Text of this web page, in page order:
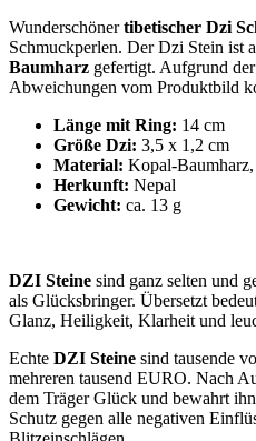
Wunderschönertibetischer Dzi
Schmuckperlen. Der Dzi Stein ist
Baumharz gefertigt. Aufgrund
Abweichungen vom Produktbild
Länge mit Ring: 14 cm
Größe Dzi: 3,5 x 1,2 cm
Material: Kopal-
Herkunft: Nepal
Gewicht: ca. 13 g
DZI Steine sind ganz selten und
als Glücksbringer. Übersetzt
Glanz, Heiligkeit, Klarheit und
Echte DZI Steine sind tausende
mehreren tausend EURO. Nach
dem Träger Glück und bewahrt
Schutz gegen alle negativen